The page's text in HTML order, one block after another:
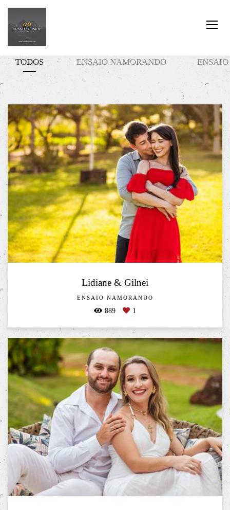
TODOS ENSAIO NAMORANDO
Lidiane & Gilnei
ENSAIO NAMORANDO
889 1